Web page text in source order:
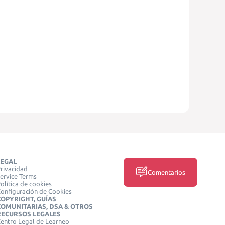
Terms
de cookies
de Cookies
GUÍAS
DSA & OTROS
LEGALES
Legal de Learneo
Comentarios